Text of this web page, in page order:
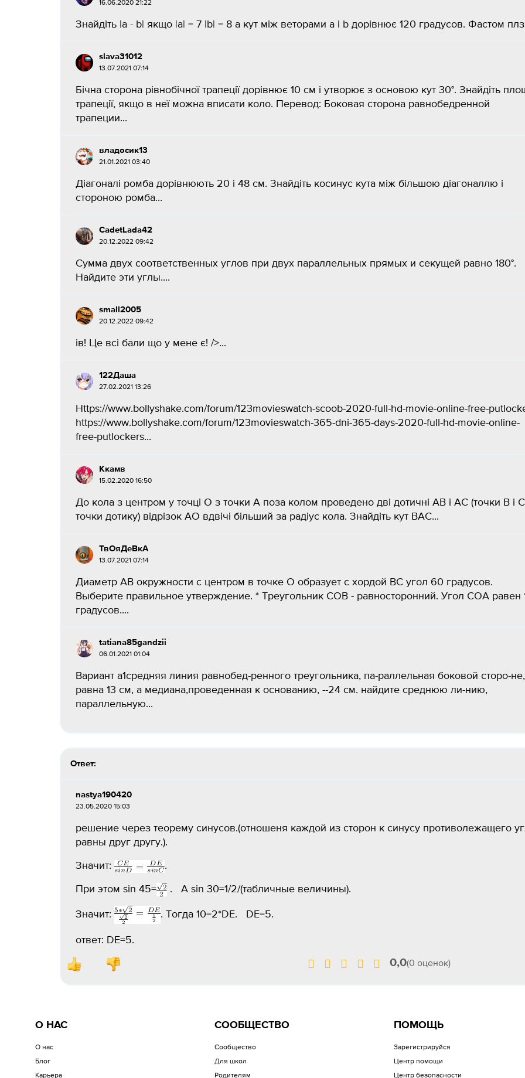
16.06.2020 21:22
Знайдіть |a - b| якщо |a| = 7 |b| = 8 а кут між веторами a і b дорівнює 120 градусов. Фастом
slava31012
13.07.2021 07:14
Бічна сторона рівнобічної трапеції дорівнює 10 см і утворює з основою кут 30°. Знайдіть
трапеції, якщо в неї можна вписати коло. Перевод: Боковая сторона равнобедренной
трапеции...
владосик13
21.01.2021 03:40
Діагоналі ромба дорівнюють 20 і 48 см. Знайдіть косинус кута між більшою діагоналлю і
стороною ромба...
CadetLada42
20.12.2022 09:42
Сумма двух соответственных углов при двух параллельных прямых и секущей равно 180°.
Найдите эти углы.​...
small2005
20.12.2022 09:42
ів! Це всі бали що у мене є! />...
122Даша
27.02.2021 13:26
Https://www.bollyshake.com/forum/123movieswatch-scoob-2020-full-hd-movie-online-free-
https://www.bollyshake.com/forum/123movieswatch-365-dni-365-days-2020-full-hd-movie-online-
free-putlockers...
Ккамв
15.02.2020 16:50
До кола з центром у точці О з точки А поза колом проведено дві дотичні АВ і АС (точки В і С
точки дотику) відрізок АО вдвічі більший за радіус кола. Знайдіть кут ВАС...
ТвОяДеВкА
13.07.2021 07:14
Диаметр АВ окружности с центром в точке О образует с хордой ВС угол 60 градусов.
Выберите правильное утверждение. * Треугольник СОВ - равносторонний. Угол СОА равен
градусов....
tatiana85gandzii
06.01.2021 01:04
Вариант a1средняя линия равнобед-ренного треугольника, па-раллельная боковой сторо-не,
равна 13 см, а медиана,проведенная к основанию, --24 см. найдите среднюю ли-нию,
параллельную...
Ответ:
nastya190420
23.05.2020 15:03
решение через теорему синусов.(отношеня каждой из сторон к синусу противолежащего
равны друг другу.).
Значит: .
При этом sin 45= . А sin 30=1/2/(табличные величины).
Значит: . Тогда 10=2*DE. DE=5.
ответ: DE=5.
0,0(0 оценок)
О НАС
О нас
Блог
Карьера
СООБЩЕСТВО
Сообщество
Для школ
Родителям
ПОМОЩЬ
Зарегистрируйся
Центр помощи
Центр безопасности